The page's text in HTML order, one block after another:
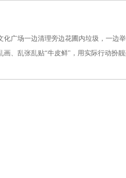
广场一边清理旁边花圃内垃圾，一
、乱张乱贴“牛皮鲜"，用实际行动扮靓